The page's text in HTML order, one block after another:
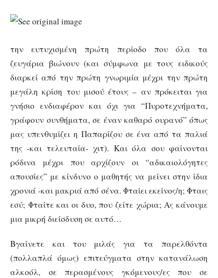
την ευτυχισμένη πρώτη περίοδο που όλα τα
ζευγάρια βιώνουν (και σύμφωνα με τους ειδικούς
διαρκεί από την πρώτη γνωριμία μέχρι την πρώτη
μεγάλη κρίση του μισού έτους – αν πρόκειται για
γνήσιο ενδιαφέρον και όχι για “Πυροτεχνήματα,
γράφουν συνθήματα, σε έναν καθαρό ουρανό” όπως
μας υπενθυμίζει η Παπαρίζου σε ένα από τα παλιά
της -και τελευταία- χιτ). Και όλα σου φαίνονται
ρόδινα μέχρι που αρχίζουν οι “αδικαιολόγητες
απουσίες” με κίνδυνο ο μαθητής να μείνει στην ίδια
χρονιά -και μακριά από σένα. Φταίει εκείνος/η; Φταις
εσύ; Φταίτε και οι δυο, που ζείτε χώρια; Ας κάνουμε
μια μικρή διείσδυση σε αυτό…
Βγαίνετε και του μιλάς για τα παρελθόντα
(πολλαπλά όμως) επιτεύγματα στην κατανάλωση
αλκοόλ, σε περασμένους γκόμενους/ες που σε